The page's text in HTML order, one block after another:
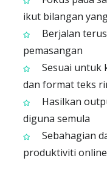
ikut bilangan
Berjalan
pemasangan
Sesuai untuk
dan format teks
Hasilkan
diguna semula
Sebahagian
produktiviti online